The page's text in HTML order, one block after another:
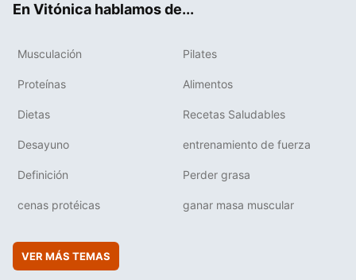
En Vitónica hablamos de...
Musculación Pilates
Proteínas Alimentos
Dietas Recetas Saludables
Desayuno entrenamiento de fuerza
Definición Perder grasa
cenas protéicas ganar masa muscular
VER MÁS TEMAS